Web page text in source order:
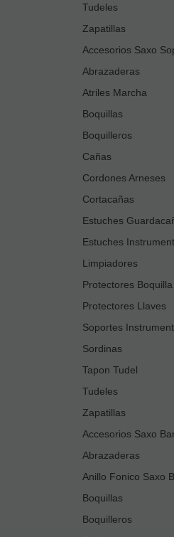
Tudeles
Zapatillas
Accesorios Saxo
Abrazaderas
Atriles Marcha
Boquillas
Boquilleros
Cañas
Cordones Arneses
Cortacañas
Estuches
Estuches
Limpiadores
Protectores Boquilla
Protectores Llaves
Soportes
Sordinas
Tapon Tudel
Tudeles
Zapatillas
Accesorios Saxo
Abrazaderas
Anillo Fonico Saxo
Boquillas
Boquilleros